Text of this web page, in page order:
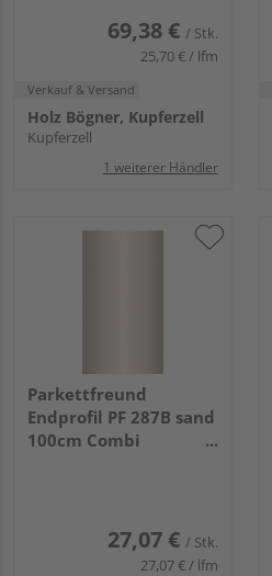
69,38 € / Stk.
25,70 € / lfm
Verkauf & Versand
Holz Bögner, Kupferzell
Kupferzell
1 weiterer Händler
Parkettfreund
Endprofil PF 287B sand
100cm Combi
27,07 € / Stk.
27,07 € / lfm